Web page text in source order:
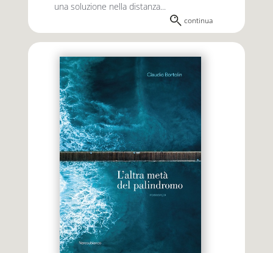
una soluzione nella distanza...
continua